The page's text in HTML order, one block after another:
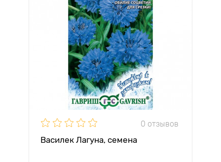
0 отзывов
Василек Лагуна, семена